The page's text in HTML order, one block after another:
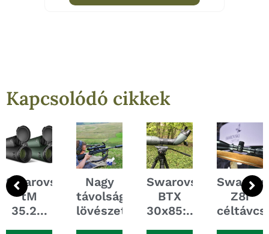
Kapcsolódó cikkek
Nagy
távolságú
lövészet...
Swarovski
BTX
30x85:...
Swarovski
Z8i
céltávcsövek...
Nocpix
Quest...
ELOLVASOM